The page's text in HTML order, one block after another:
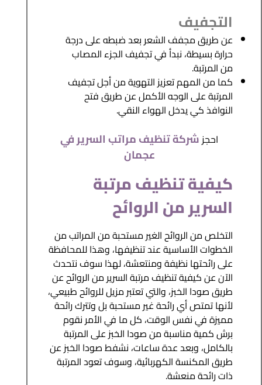
التجفيف
عن طريق مجفف الشعر بعد ضبطه على درجة
حرارة بسيطة، نبدأ في تجفيف الجزء المصاب
من المرتبة.
كما من المهم تعزيز التهوية من أجل تجفيف
المرتبة على الوجه الأكمل عن طريق فتح
النوافذ كي يدخل الهواء النقي.
احجز شركة تنظيف مراتب السرير في
عجمان
كيفية تنظيف مرتبة
السرير من الروائح
التخلص من الروائح الغير مستحبة من المراتب من
الخطوات الأساسية عند تنظيفها، وهذا للمحافظة
على رائحتها نظيفة ومنتعشة، لهذا سوف نتحدث
الآن عن كيفية تنظيف مرتبة السرير من الروائح عن
طريق صودا الخبز، والتي تعتبر مزيل للروائح طبيعي،
لأنها تمتص أي رائحة غير مستحبة بل وتترك رائحة
مميزة في نفس الوقت، كل ما في الأمر نقوم
برش كمية مناسبة من صودا الخبز على المرتبة
بالكامل، وبعد عدة ساعات، نشفط صودا الخبز عن
طريق المكنسة الكهربائية، وسوف تعود المرتبة
ذات رائحة منعشة.